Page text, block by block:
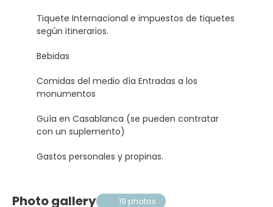
Tiquete Internacional e impuestos de tiquetes
según itinerarios.
Bebidas
Comidas del medio día Entradas a los
monumentos
Guía en Casablanca (se pueden contratar
con un suplemento)
Gastos personales y propinas.
Photo gallery 19 photos